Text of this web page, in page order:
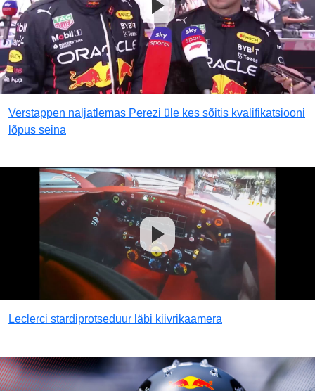
Verstappen naljatlemas Perezi üle kes sõitis kvalifikatsiooni
lõpus seina
Leclerci stardiprotseduur läbi kiivrikaamera